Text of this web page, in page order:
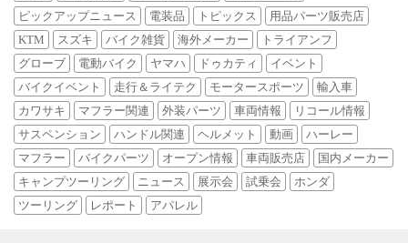
ピックアップニュース
電装品 トピックス
用品パーツ販売店
KTM
スズキ バイク雑貨 海外メーカー
トライアンフ
グローブ
電動バイク ヤマハ ドゥカティ
イベント
バイクイベント
走行＆ライテク モータースポーツ
輸入車
カワサキ
マフラー関連 外装パーツ 車両情報
リコール情報
サスペンション
ハンドル関連 ヘルメット 動画
ハーレー
マフラー
バイクパーツ オープン情報 車両販売店
国内メーカー
キャンプツーリング
ニュース 展示会 試乗会
ホンダ
ツーリング
レポート アパレル